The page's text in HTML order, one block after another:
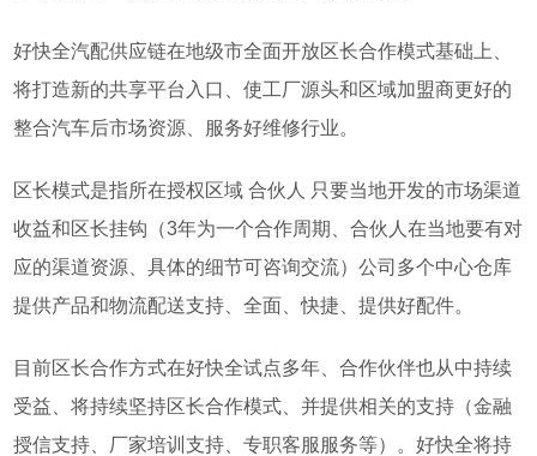
好快全汽配供应链在地级市全面开放区长合作模式基础上、
将打造新的共享平台入口、使工厂源头和区域加盟商更好的
整合汽车后市场资源、服务好维修行业。
区长模式是指所在授权区域 合伙人 只要当地开发的市场渠道
收益和区长挂钩（3年为一个合作周期、合伙人在当地要有对
应的渠道资源、具体的细节可咨询交流）公司多个中心仓库
提供产品和物流配送支持、全面、快捷、提供好配件。
目前区长合作方式在好快全试点多年、合作伙伴也从中持续
受益、将持续坚持区长合作模式、并提供相关的支持（金融
授信支持、厂家培训支持、专职客服服务等）。好快全将持